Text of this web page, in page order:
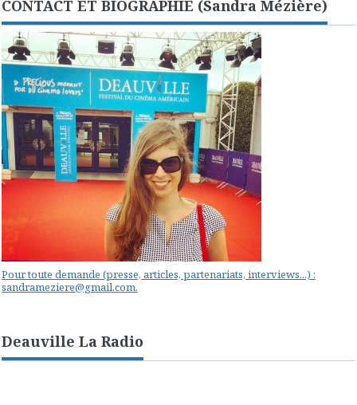
CONTACT ET BIOGRAPHIE (Sandra Mézière)
Pour toute demande (presse, articles, partenariats, interviews...) :
sandrameziere@gmail.com.
Deauville La Radio